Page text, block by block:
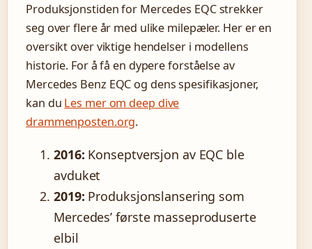
Produksjonstiden for Mercedes EQC strekker
seg over flere år med ulike milepæler. Her er en
oversikt over viktige hendelser i modellens
historie. For å få en dypere forståelse av
Mercedes Benz EQC og dens spesifikasjoner,
kan du Les mer om deep dive
drammenposten.org.
2016: Konseptversjon av EQC ble
avduket
2019: Produksjonslansering som
Mercedes’ første masseproduserte
elbil